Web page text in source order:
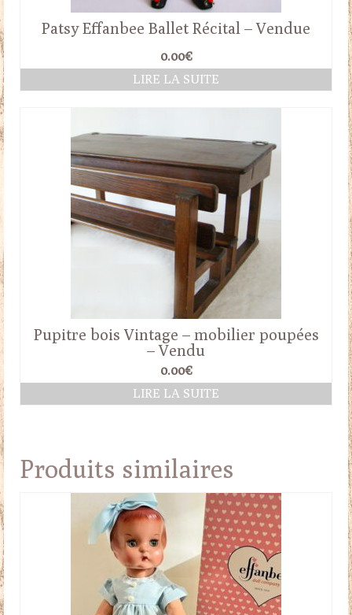
Patsy Effanbee Ballet Récital – Vendue
0.00€
LIRE LA SUITE
Pupitre bois Vintage – mobilier poupées
– Vendu
0.00€
LIRE LA SUITE
Produits similaires